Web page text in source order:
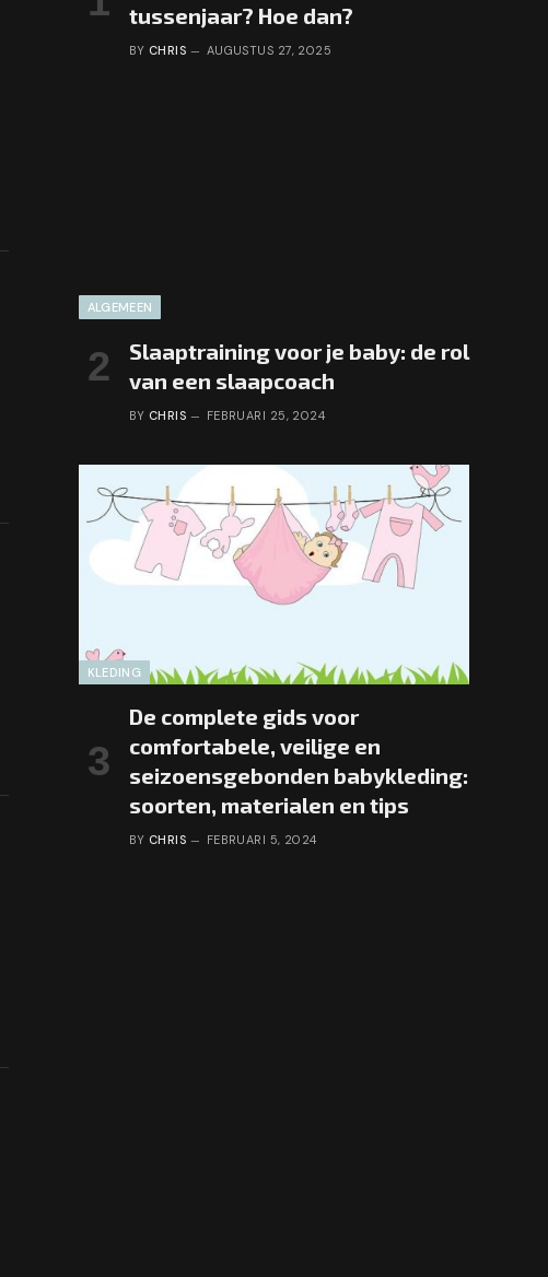
tussenjaar? Hoe dan?
BY CHRIS AUGUSTUS 27, 2025
ALGEMEEN
Slaaptraining voor je baby: de rol
van een slaapcoach
BY CHRIS FEBRUARI 25, 2024
KLEDING
De complete gids voor
comfortabele, veilige en
seizoensgebonden babykleding:
soorten, materialen en tips
BY CHRIS FEBRUARI 5, 2024